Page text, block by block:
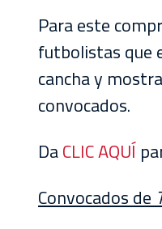
Para este
futbolistas que
cancha y
convocados.
DaCLIC AQUÍ
Convocados de